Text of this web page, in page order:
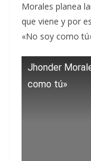
Morales planea
que viene y por
«No soy como
Jhonder
como tú»